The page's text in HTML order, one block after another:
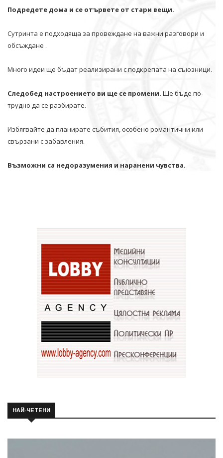
Подредете дома и се отървете от стари вещи.
Сутринта е подходяща за провеждане на важни разговори и
обсъждане .
Много идеи ще бъдат реализирани с подкрепата на съюзници.
Следобед настроението ви ще се промени. Ще бъде по-
трудно да се разбирате.
Избягвайте да планирате събития, особено романтични или
свързани с забавления.
Възможни са недоразумения и наранени чувства.
НАЙ-ЧЕТЕНИ